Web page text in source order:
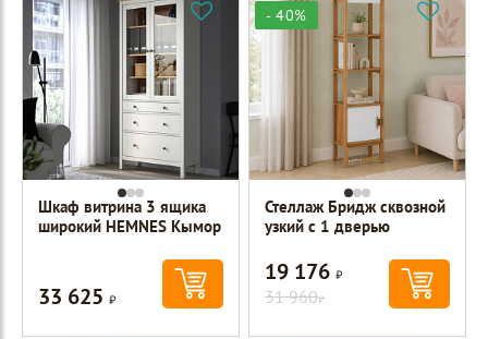
Шкаф витрина 3 ящика
широкий HEMNES Кымор
33 625Р
- 40%
Стеллаж Бридж сквозной
узкий с 1 дверью
19 176Р
31 960Р